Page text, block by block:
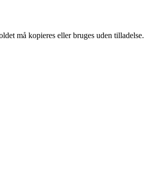
må kopieres eller bruges uden tilladelse.